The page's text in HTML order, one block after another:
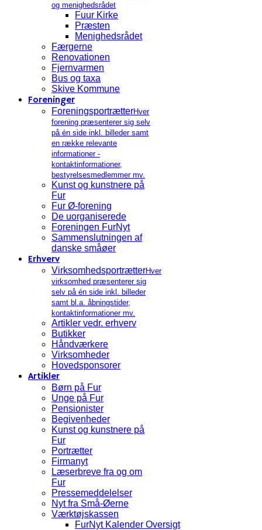
og menighedsrådet
Fuur Kirke
Præsten
Menighedsrådet
Færgerne
Renovationen
Fjernvarmen
Bus og taxa
Skive Kommune
Foreninger
ForeningsportrætterHver
forening præsenterer sig selv
på én side inkl. billeder samt
en række relevante
informationer -
kontaktinformationer,
bestyrelsesmedlemmer mv.
Kunst og kunstnere på
Fur
Fur Ø-forening
De uorganiserede
Foreningen FurNyt
Sammenslutningen af
danske småøer
Erhverv
VirksomhedsportrætterHver
virksomhed præsenterer sig
selv på én side inkl. billeder
samt bl.a. åbningstider,
kontaktinformationer mv.
Artikler vedr. erhverv
Butikker
Håndværkere
Virksomheder
Hovedsponsorer
Artikler
Børn på Fur
Unge på Fur
Pensionister
Begivenheder
Kunst og kunstnere på
Fur
Portrætter
Firmanyt
Læserbreve fra og om
Fur
Pressemeddelelser
Nyt fra Små-Øerne
Værktøjskassen
FurNyt Kalender Oversigt